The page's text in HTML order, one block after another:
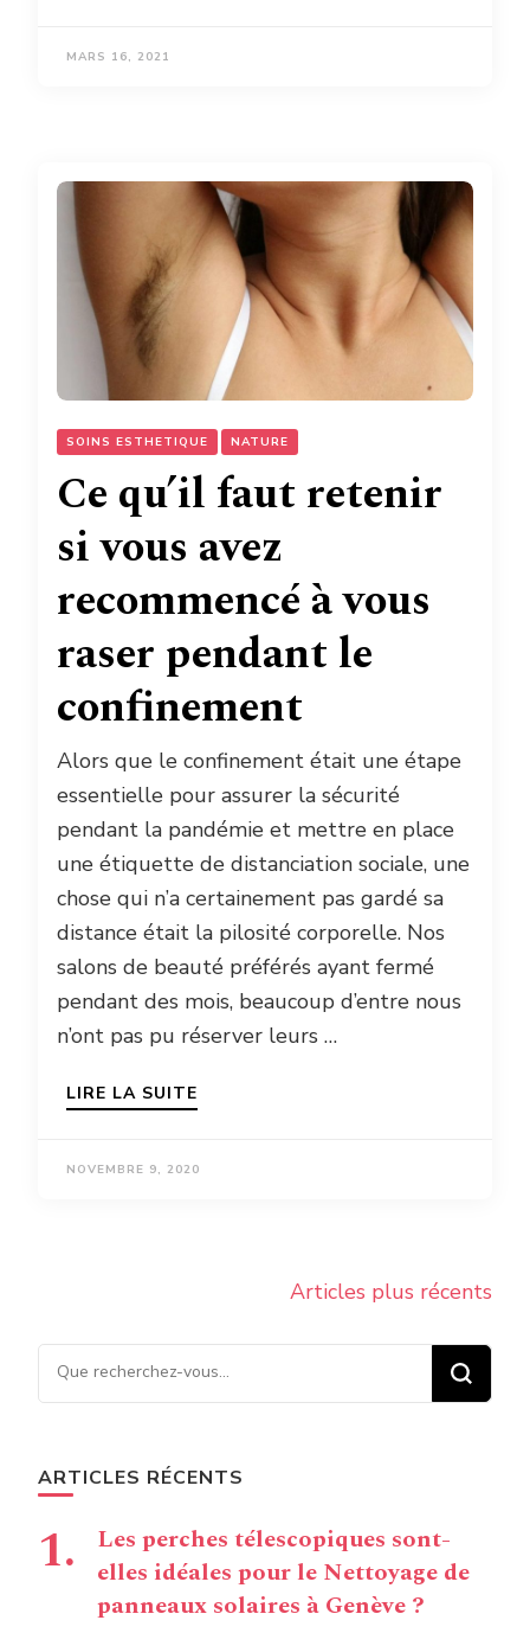
MARS 16, 2021
SOINS ESTHETIQUE NATURE
Ce qu’il faut retenir
si vous avez
recommencé à vous
raser pendant le
confinement
Alors que le confinement était une étape
essentielle pour assurer la sécurité
pendant la pandémie et mettre en place
une étiquette de distanciation sociale, une
chose qui n’a certainement pas gardé sa
distance était la pilosité corporelle. Nos
salons de beauté préférés ayant fermé
pendant des mois, beaucoup d’entre nous
n’ont pas pu réserver leurs …
LIRE LA SUITE
NOVEMBRE 9, 2020
articles
Articles plus récents
Vous recherchiez quelque
chose ?
ARTICLES RÉCENTS
Les perches télescopiques sont-
elles idéales pour le Nettoyage de
panneaux solaires à Genève ?